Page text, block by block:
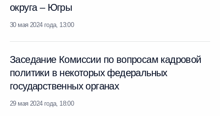
округа – Югры
30 мая 2024 года, 13:00
Заседание Комиссии по вопросам кадровой
политики в некоторых федеральных
государственных органах
29 мая 2024 года, 18:00